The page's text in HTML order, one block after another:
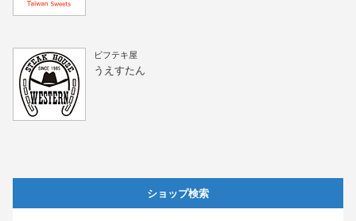
ビフテキ屋
うえすたん
ショップ検索